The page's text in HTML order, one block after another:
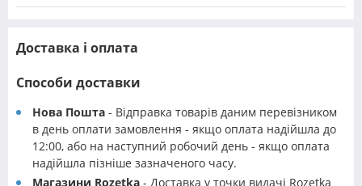
Доставка і оплата
Способи доставки
Нова Пошта - Відправка товарів даним перевізником
в день оплати замовлення - якщо оплата надійшла до
12:00, або на наступний робочий день - якщо оплата
надійшла пізніше зазначеного часу.
Магазини Rozetka - Доставка у точки видачі Rozetka